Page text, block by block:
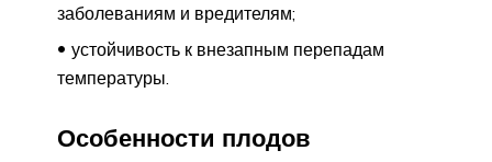
заболеваниям и вредителям;
устойчивость к внезапным перепадам
температуры.
Особенности плодов